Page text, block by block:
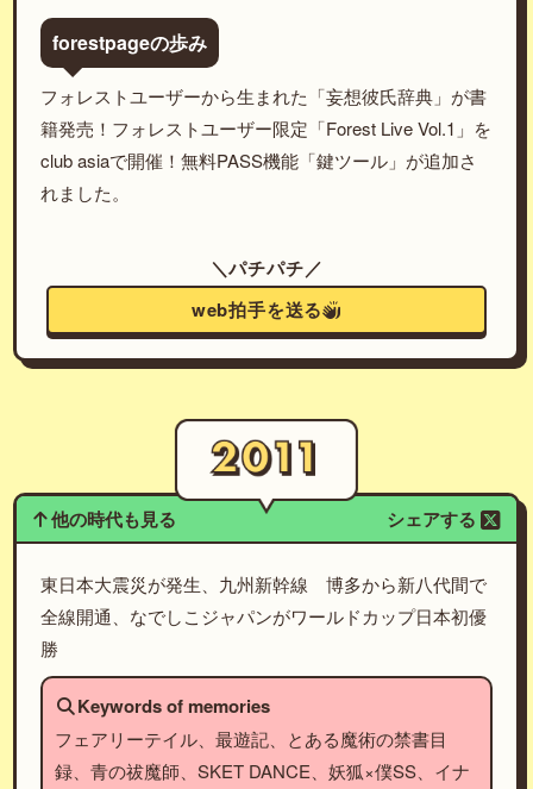
forestpageの歩み
フォレストユーザーから生まれた「妄想彼氏辞典」が書
籍発売！フォレストユーザー限定「Forest Live Vol.1」を
club asiaで開催！無料PASS機能「鍵ツール」が追加さ
れました。
＼パチパチ／
web拍手を送る
他の時代も見る シェアする
東日本大震災が発生、九州新幹線 博多から新八代間で
全線開通、なでしこジャパンがワールドカップ日本初優
勝
Keywords of memories
フェアリーテイル、最遊記、とある魔術の禁書目
録、青の祓魔師、SKET DANCE、妖狐×僕SS、イナ